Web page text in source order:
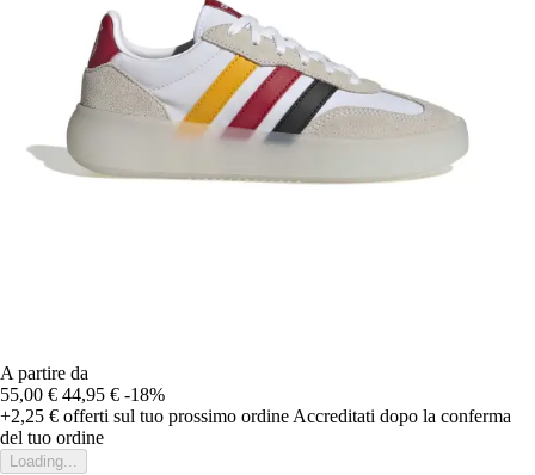
A partire da
55,00 € 44,95 € -18%
+2,25 € offerti sul tuo prossimo ordine Accreditati dopo la conferma
del tuo ordine
Loading...